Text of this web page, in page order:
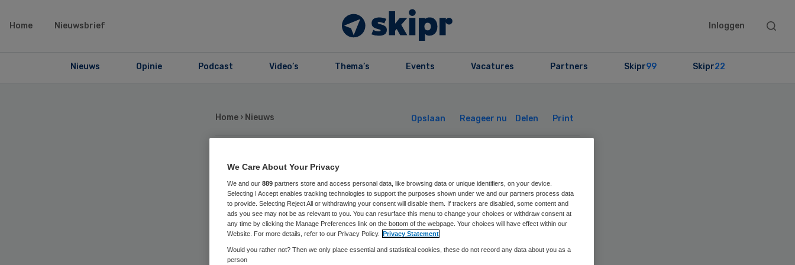
Home Nieuwsbrief Inloggen
Search
Nieuws Opinie Podcast Video’s Thema’s Events Vacatures Partners Skipr99 Skipr22
Home › Nieuws Opslaan Reageer nu Delen Print
FNV schort acties
tegen Klomp op
We Care About Your Privacy
We and our 889 partners store and access personal data, like browsing data or unique identifiers, on your device.
Selecting I Accept enables tracking technologies to support the purposes shown under we and our partners process data
to provide. Selecting Reject All or withdrawing your consent will disable them. If trackers are disabled, some content and
ads you see may not be as relevant to you. You can resurface this menu to change your choices or withdraw consent at
any time by clicking the Manage Preferences link on the bottom of the webpage. Your choices will have effect within our
Website. For more details, refer to our Privacy Policy. Privacy Statement
Would you rather not? Then we only place essential and statistical cookies, these do not record any data about you as a
person